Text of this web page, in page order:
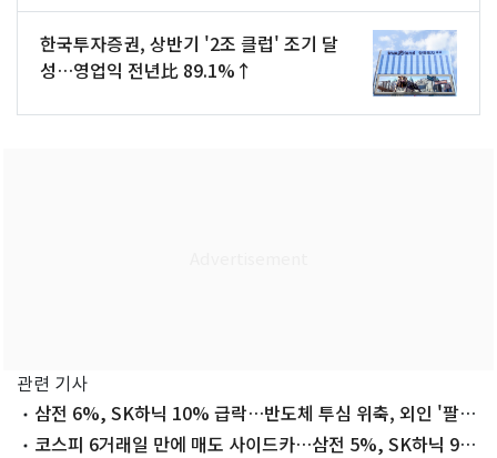
한국투자증권, 상반기 '2조 클럽' 조기 달
성…영업익 전년比 89.1%↑
관련 기사
삼전 6%, SK하닉 10% 급락…반도체 투심 위축, 외인 '팔
자'[핫종목](종합)
코스피 6거래일 만에 매도 사이드카…삼전 5%, SK하닉 9%